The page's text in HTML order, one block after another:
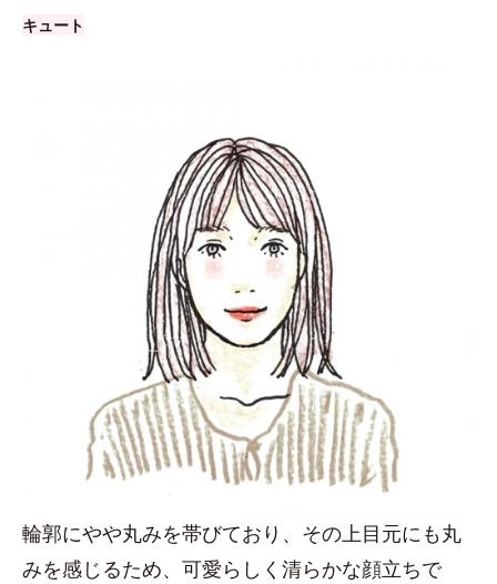
キュート
輪郭にやや丸みを帯びており、その上目元にも丸
みを感じるため、可愛らしく清らかな顔立ちで